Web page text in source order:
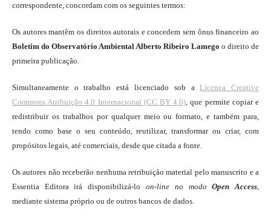
correspondente, concordam com os seguintes termos:
Os autores mantêm os direitos autorais e concedem sem ônus financeiro ao
Boletim do Observatório Ambiental Alberto Ribeiro Lamegoo direito de
primeira publicação.
Simultaneamente o trabalho está licenciado sob a Licença Creative
Commons Atribuição 4.0 Internacional (CC BY 4.0), que permite copiar e
redistribuir os trabalhos por qualquer meio ou formato, e também para,
tendo como base o seu conteúdo, reutilizar, transformar ou criar, com
propósitos legais, até comerciais, desde que citada a fonte.
Os autores não receberão nenhuma retribuição material pelo manuscrito e a
Essentia Editora irá disponibilizá-lo on-line no modo Open Access,
mediante sistema próprio ou de outros bancos de dados.